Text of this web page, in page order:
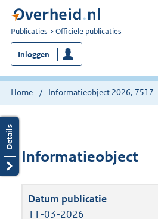
U
bent
nu
hier:
Publicaties Officiële publicaties
Inloggen
Home Informatieobject 2026, 7517
Informatieobject
11-03-2026